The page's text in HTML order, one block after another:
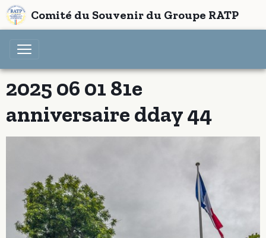
Comité du Souvenir du Groupe RATP
2025 06 01 81e
anniversaire dday 44